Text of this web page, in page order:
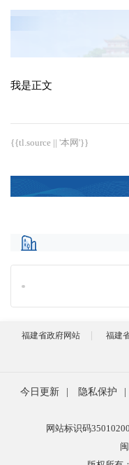
我是正文
{{tl.source || '本网'}}
福建省政府网站 福建
今日更新 隐私保护
网站标识码